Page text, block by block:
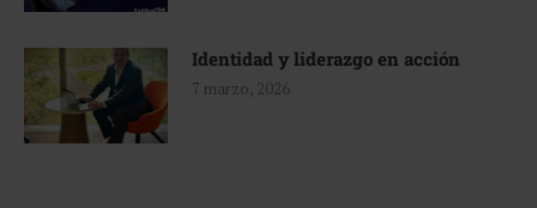
Identidad y liderazgo en acción
7 marzo, 2026